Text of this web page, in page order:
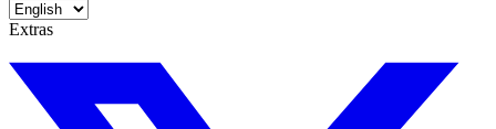
Extras